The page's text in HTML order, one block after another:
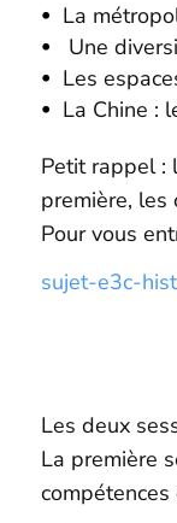
La
Une
Les
La Chine :
Petit rappel :
première, les
Pour vous
sujet-e3c-
Les deux
La première
compétences